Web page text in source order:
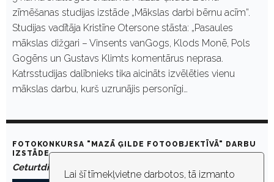
Lai šī tīmekļvietne darbotos, tā izmanto
zīmēšanas studijas izstāde „Mākslas darbi bērnu acīm”.
Studijas vadītāja Kristīne Otersone stāsta: „Pasaules
mākslas dižgari – Vinsents vanGogs, Klods Monē, Pols
Gogēns un Gustavs Klimts komentārus neprasa.
Katrsstudijas dalībnieks tika aicināts izvēlēties vienu
mākslas darbu, kurš uzrunājis personīgi…
FOTOKONKURSA "MAZĀ ĢILDE FOTOOBJEKTĪVĀ" DARBU
IZSTĀDE
Ceturtdiena, 4. februāris, 2021. plkst. 00:00